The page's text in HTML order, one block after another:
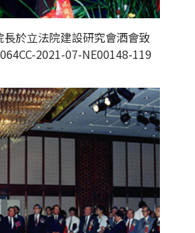
於立法院建設研究會酒會致
2021-07-NE00148-119